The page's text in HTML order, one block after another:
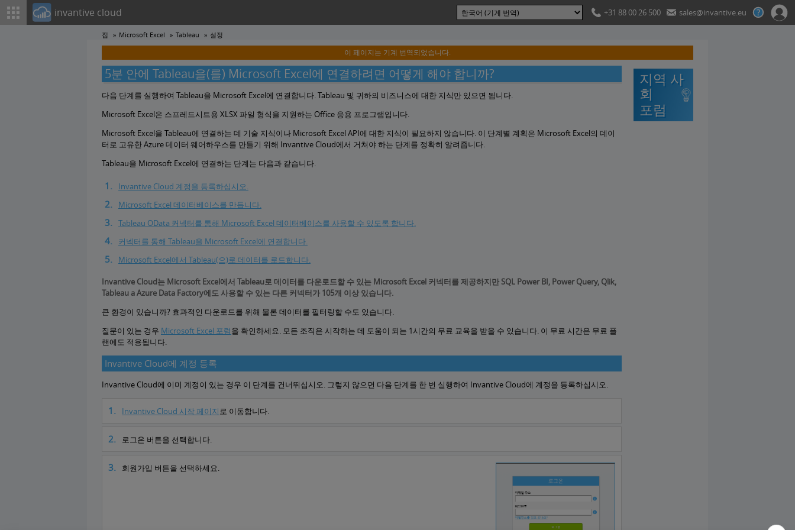
invantive cloud +31 88 00 26 500 sales@invantive.eu
집 Microsoft Excel Tableau 설정
이 페이지는 기계 번역되었습니다.
5분 안에 Tableau을(를) Microsoft Excel에 연결하려면 어떻게 해야 합니까?
다음 단계를 실행하여 Tableau을 Microsoft Excel에 연결합니다. Tableau 및 귀하의 비즈니스에 대한 지식만 있으면 됩니다.
Microsoft Excel은 스프레드시트용 XLSX 파일 형식을 지원하는 Office 응용 프로그램입니다.
Microsoft Excel을 Tableau에 연결하는 데 기술 지식이나 Microsoft Excel API에 대한 지식이 필요하지 않습니다. 이 단계별 계획은 Microsoft Excel의 데이
터로 고유한 Azure 데이터 웨어하우스를 만들기 위해 Invantive Cloud에서 거쳐야 하는 단계를 정확히 알려줍니다.
Tableau을 Microsoft Excel에 연결하는 단계는 다음과 같습니다.
Invantive Cloud 계정을 등록하십시오.
Microsoft Excel 데이터베이스를 만듭니다.
Tableau OData 커넥터를 통해 Microsoft Excel 데이터베이스를 사용할 수 있도록 합니다.
커넥터를 통해 Tableau을 Microsoft Excel에 연결합니다.
Microsoft Excel에서 Tableau(으)로 데이터를 로드합니다.
Invantive Cloud는 Microsoft Excel에서 Tableau로 데이터를 다운로드할 수 있는 Microsoft Excel 커넥터를 제공하지만 SQL Power BI, Power Query, Qlik,
Tableau a Azure Data Factory에도 사용할 수 있는 다른 커넥터가 105개 이상 있습니다.
큰 환경이 있습니까? 효과적인 다운로드를 위해 물론 데이터를 필터링할 수도 있습니다.
질문이 있는 경우 Microsoft Excel 포럼을 확인하세요. 모든 조직은 시작하는 데 도움이 되는 1시간의 무료 교육을 받을 수 있습니다. 이 무료 시간은 무료 플
랜에도 적용됩니다.
Invantive Cloud에 계정 등록
Invantive Cloud에 이미 계정이 있는 경우 이 단계를 건너뛰십시오. 그렇지 않으면 다음 단계를 한 번 실행하여 Invantive Cloud에 계정을 등록하십시오.
Invantive Cloud 시작 페이지로 이동합니다.
로그온 버튼을 선택합니다.
회원가입 버튼을 선택하세요.
지역 사
회
포럼